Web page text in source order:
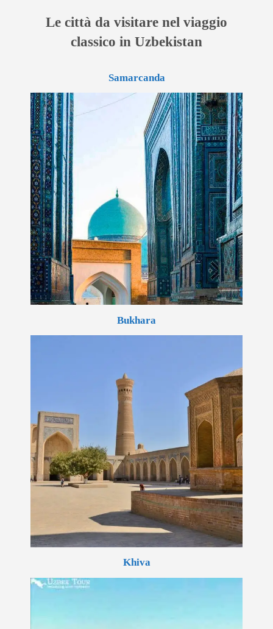
Le città da visitare nel viaggio
classico in Uzbekistan
Samarcanda
Bukhara
Khiva